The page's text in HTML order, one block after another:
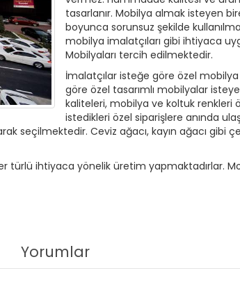
tasarlanır. Mobilya almak isteyen
boyunca sorunsuz şekilde
mobilya imalatçıları gibi ihtiyaca
Mobilyaları tercih edilmektedir.
İmalatçılar isteğe göre özel
göre özel tasarımlı mobilyalar
kaliteleri, mobilya ve koltuk renkleri
istedikleri özel siparişlere anında
seçilmektedir. Ceviz ağacı, kayın ağacı
türlü ihtiyaca yönelik üretim yapmaktadırlar.
Yorumlar